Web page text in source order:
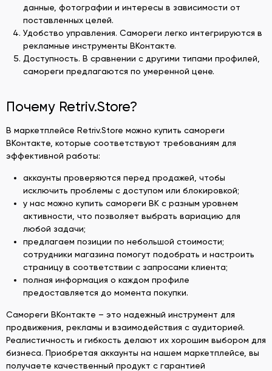
данные, фотографии и интересы в зависимости от
поставленных целей.
Удобство управления. Самореги легко интегрируются в
рекламные инструменты ВКонтакте.
Доступность. В сравнении с другими типами профилей,
самореги предлагаются по умеренной цене.
Почему Retriv.Store?
В маркетплейсе Retriv.Store можно купить самореги
ВКонтакте, которые соответствуют требованиям для
эффективной работы:
аккаунты проверяются перед продажей, чтобы
исключить проблемы с доступом или блокировкой;
у нас можно купить самореги ВК с разным уровнем
активности, что позволяет выбрать вариацию для
любой задачи;
предлагаем позиции по небольшой стоимости;
сотрудники магазина помогут подобрать и настроить
страницу в соответствии с запросами клиента;
полная информация о каждом профиле
предоставляется до момента покупки.
Самореги ВКонтакте – это надежный инструмент для
продвижения, рекламы и взаимодействия с аудиторией.
Реалистичность и гибкость делают их хорошим выбором для
бизнеса. Приобретая аккаунты на нашем маркетплейсе, вы
получаете качественный продукт с гарантией